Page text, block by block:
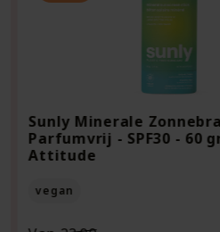
Sunly Minerale
Parfumvrij - SPF30 - 60
Attitude
vegan